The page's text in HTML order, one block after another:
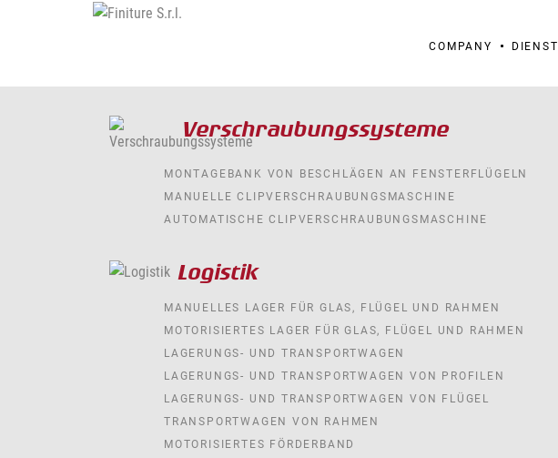
COMPANY
Verschraubungssysteme
MONTAGEBANK VON BESCHLÄGEN AN FENSTERFLÜGELN
MANUELLE CLIPVERSCHRAUBUNGSMASCHINE
AUTOMATISCHE CLIPVERSCHRAUBUNGSMASCHINE
Logistik
MANUELLES LAGER FÜR GLAS, FLÜGEL UND RAHMEN
MOTORISIERTES LAGER FÜR GLAS, FLÜGEL UND RAHMEN
LAGERUNGS- UND TRANSPORTWAGEN
LAGERUNGS- UND TRANSPORTWAGEN VON PROFILEN
LAGERUNGS- UND TRANSPORTWAGEN VON FLÜGEL
TRANSPORTWAGEN VON RAHMEN
MOTORISIERTES FÖRDERBAND